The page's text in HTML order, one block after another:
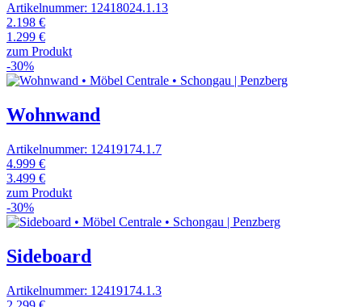
Artikelnummer: 12418024.1.13
2.198 €
1.299 €
zum Produkt
-30%
Wohnwand
Artikelnummer: 12419174.1.7
4.999 €
3.499 €
zum Produkt
-30%
Sideboard
Artikelnummer: 12419174.1.3